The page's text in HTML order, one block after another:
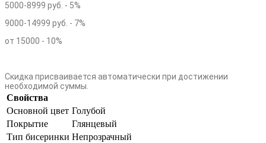
5000-8999 руб. - 5%
9000-14999 руб. - 7%
от 15000 - 10%
Скидка присваивается автоматически при достижении
необходимой суммы.
Свойства
Основной цвет Голубой
Покрытие
Глянцевый
Тип бисеринки Непрозрачный